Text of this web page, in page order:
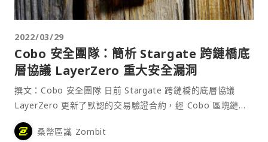
2022/03/29
Cobo 安全團隊：簡析 Stargate 跨鏈橋底
層協議 LayerZero 重大安全漏洞
撰文：Cobo 安全團隊 日前 Stargate 跨鏈橋的底層協議
LayerZero 更新了默認的交易驗證合約，經 Cobo 區塊鏈安
全團隊分析，此次更新修復了之前版本中存在的嚴重漏洞，該
漏洞可能導致所有依托 LayerZero 構建的跨鏈⋯
桑幣區識 Zombit